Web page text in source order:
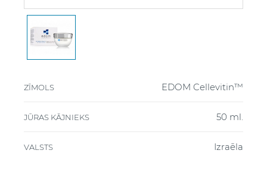
ZĪMOLS EDOM Cellevitin™
JŪRAS KĀJNIEKS 50 ml.
VALSTS Izraēla